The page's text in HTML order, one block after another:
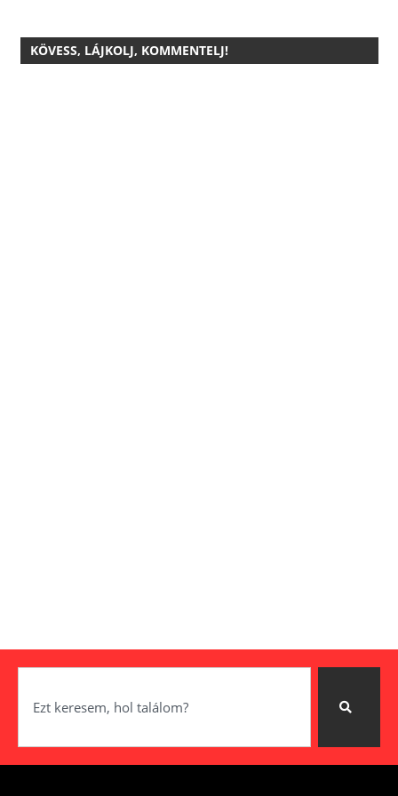
KÖVESS, LÁJKOLJ, KOMMENTELJ!